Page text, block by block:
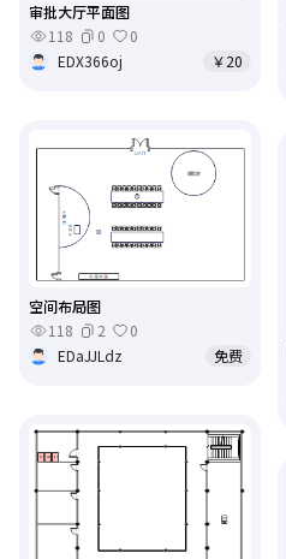
审批大厅平面图
118
0
0
EDX366oj
￥20
空间布局图
118
2
0
EDaJJLdz
免费